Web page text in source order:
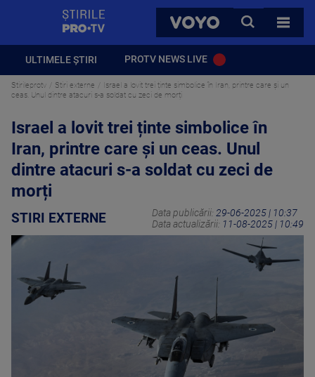
VOYO
CAUTA
TOATE
ULTIMELE ȘTIRI PROTV NEWS LIVE
Stirileprotv Stiri externe
Israel a lovit trei ținte simbolice în Iran, printre care și un
ceas. Unul dintre atacuri s-a soldat cu zeci de morți
Israel a lovit trei ținte simbolice în
Iran, printre care și un ceas. Unul
dintre atacuri s-a soldat cu zeci de
morți
STIRI EXTERNE Data publicării: 29-06-2025 | 10:37
Data actualizării: 11-08-2025 | 10:49